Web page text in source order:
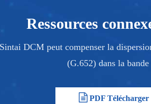
Ressources
DCM peut compenser la
(G.652) dans la bande
PDF Télécharger